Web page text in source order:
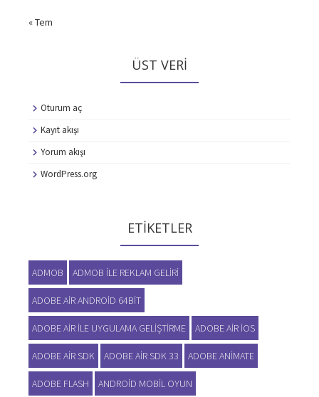
« Tem
ÜST VERI
Oturum aç
Kayıt akışı
Yorum akışı
WordPress.org
ETIKETLER
ADMOB ADMOB ILE REKLAM GELIRI
ADOBE AIR ANDROID 64BIT
ADOBE AIR ILE UYGULAMA GELIŞTIRME ADOBE AIR IOS
ADOBE AIR SDK ADOBE AIR SDK 33 ADOBE ANIMATE
ADOBE FLASH ANDROID MOBIL OYUN